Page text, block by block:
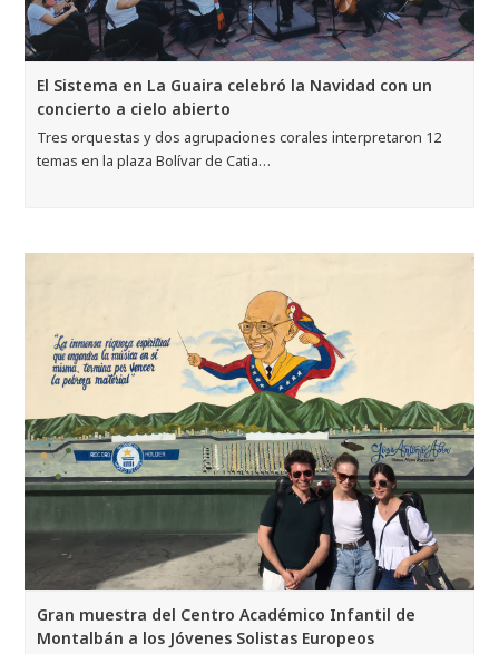
El Sistema en La Guaira celebró la Navidad con un
concierto a cielo abierto
Tres orquestas y dos agrupaciones corales interpretaron 12
temas en la plaza Bolívar de Catia…
Gran muestra del Centro Académico Infantil de
Montalbán a los Jóvenes Solistas Europeos